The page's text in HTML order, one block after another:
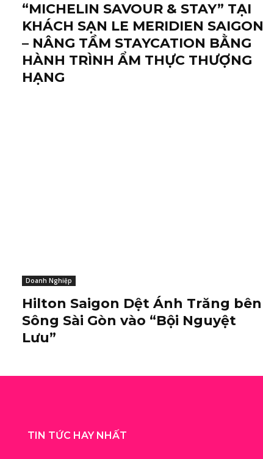
“MICHELIN SAVOUR & STAY” TẠI
KHÁCH SẠN LE MERIDIEN SAIGON
– NÂNG TẦM STAYCATION BẰNG
HÀNH TRÌNH ẨM THỰC THƯỢNG
HẠNG
Doanh Nghiệp
Hilton Saigon Dệt Ánh Trăng bên
Sông Sài Gòn vào “Bội Nguyệt
Lưu”
TIN TỨC HAY NHẤT